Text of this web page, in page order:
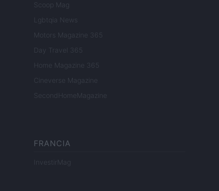
Scoop Mag
Lgbtqia News
Motors Magazine 365
Day Travel 365
Home Magazine 365
Cineverse Magazine
SecondHomeMagazine
FRANCIA
InvestirMag